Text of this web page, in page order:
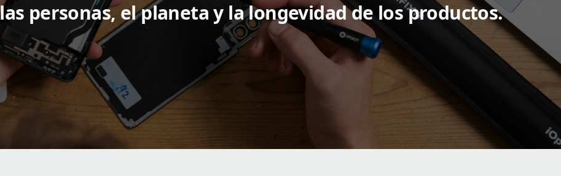
personas, el planeta y la longevidad de los productos.